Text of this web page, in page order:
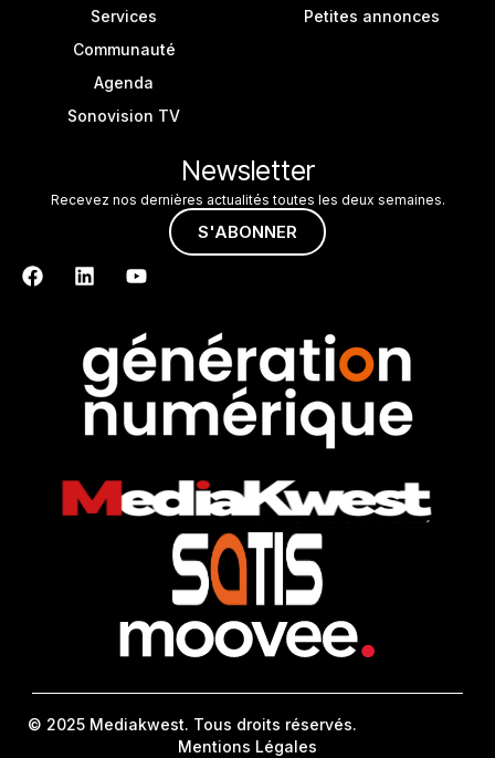
Services
Communauté
Agenda
Sonovision TV
Petites annonces
Newsletter
Recevez nos dernières actualités toutes les deux semaines.
S'ABONNER
© 2025 Mediakwest. Tous droits réservés.
Mentions Légales